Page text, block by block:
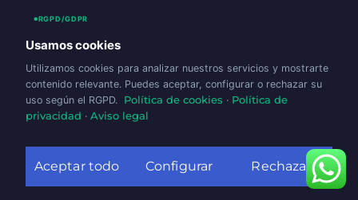
Estetica
Todos los derechos reservados
RGPD/GDPR
Usamos cookies
Utilizamos cookies para analizar nuestros servicios y mostrarte
contenido relevante. Puedes aceptar, configurar o rechazar su
uso según el RGPD. Política de cookies · Política de
privacidad · Aviso legal
Aceptar todo Configurar Rechazar